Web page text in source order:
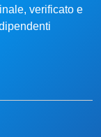
verificato e